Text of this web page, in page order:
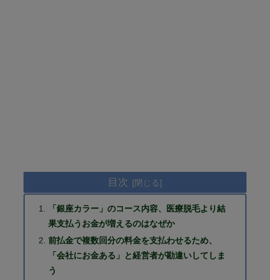
目次
「銀座カラー」のコース内容、医療脱毛より結
果支払うお金が増えるのはなぜか
前払金で複数回分の料金を支払わせるため、
「会社にお金ある」と経営者が勘違いしてしま
う